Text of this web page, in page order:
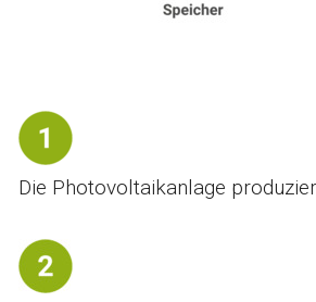
Die Photovoltaikanlage